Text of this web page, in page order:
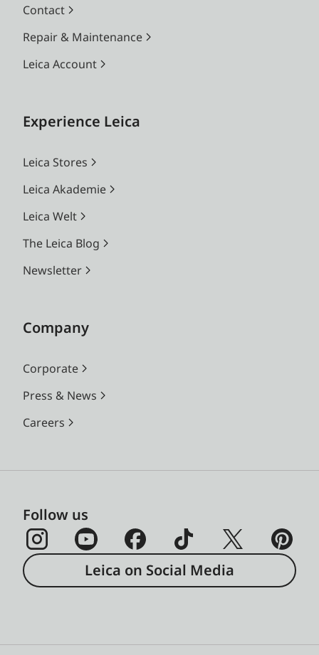
Contact
Repair & Maintenance
Leica Account
Experience Leica
Leica Stores
Leica Akademie
Leica Welt
The Leica Blog
Newsletter
Company
Corporate
Press & News
Careers
Follow us
Leica on Social Media